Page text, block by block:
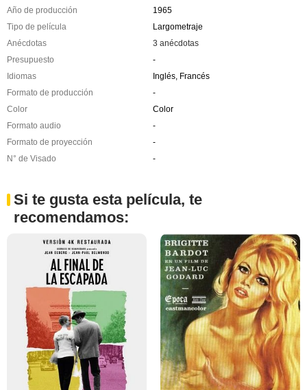
Año de producción
1965
Tipo de película
Largometraje
Anécdotas
3 anécdotas
Presupuesto
-
Idiomas
Inglés, Francés
Formato de producción
-
Color
Color
Formato audio
-
Formato de proyección
-
N° de Visado
-
Si te gusta esta película, te
recomendamos: